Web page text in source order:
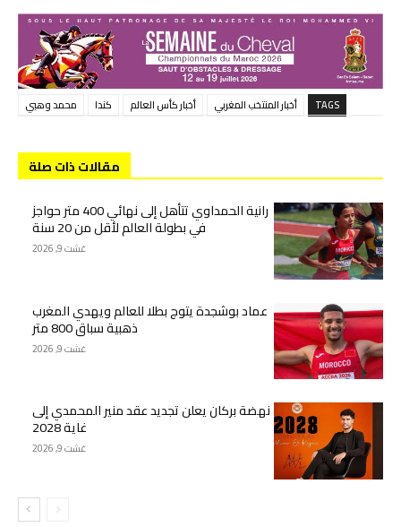
TAGS أخبار المنتخب المغربي أخبار كأس العالم كندا محمد وهبي
مقالات ذات صلة
رانية الحمداوي تتأهل إلى نهائي 400 متر حواجز
في بطولة العالم لأقل من 20 سنة
غشت 9, 2026
عماد بوشجدة يتوج بطلا للعالم ويهدي المغرب
ذهبية سباق 800 متر
غشت 9, 2026
نهضة بركان يعلن تجديد عقد منير المحمدي إلى
غاية 2028
غشت 9, 2026